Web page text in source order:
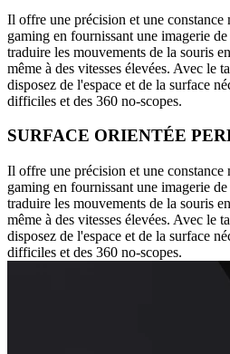
Il offre une précision et une constance
gaming en fournissant une imagerie
traduire les mouvements de la souris
même à des vitesses élevées. Avec le
disposez de l'espace et de la surface
difficiles et des 360 no-scopes.
SURFACE ORIENTÉE
Il offre une précision et une constance
gaming en fournissant une imagerie
traduire les mouvements de la souris
même à des vitesses élevées. Avec le
disposez de l'espace et de la surface
difficiles et des 360 no-scopes.